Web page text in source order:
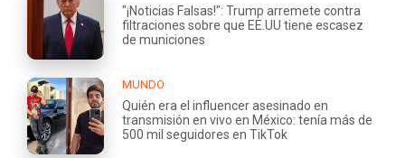
"¡Noticias Falsas!": Trump arremete contra
filtraciones sobre que EE.UU tiene escasez
de municiones
MUNDO
Quién era el influencer asesinado en
transmisión en vivo en México: tenía más de
500 mil seguidores en TikTok